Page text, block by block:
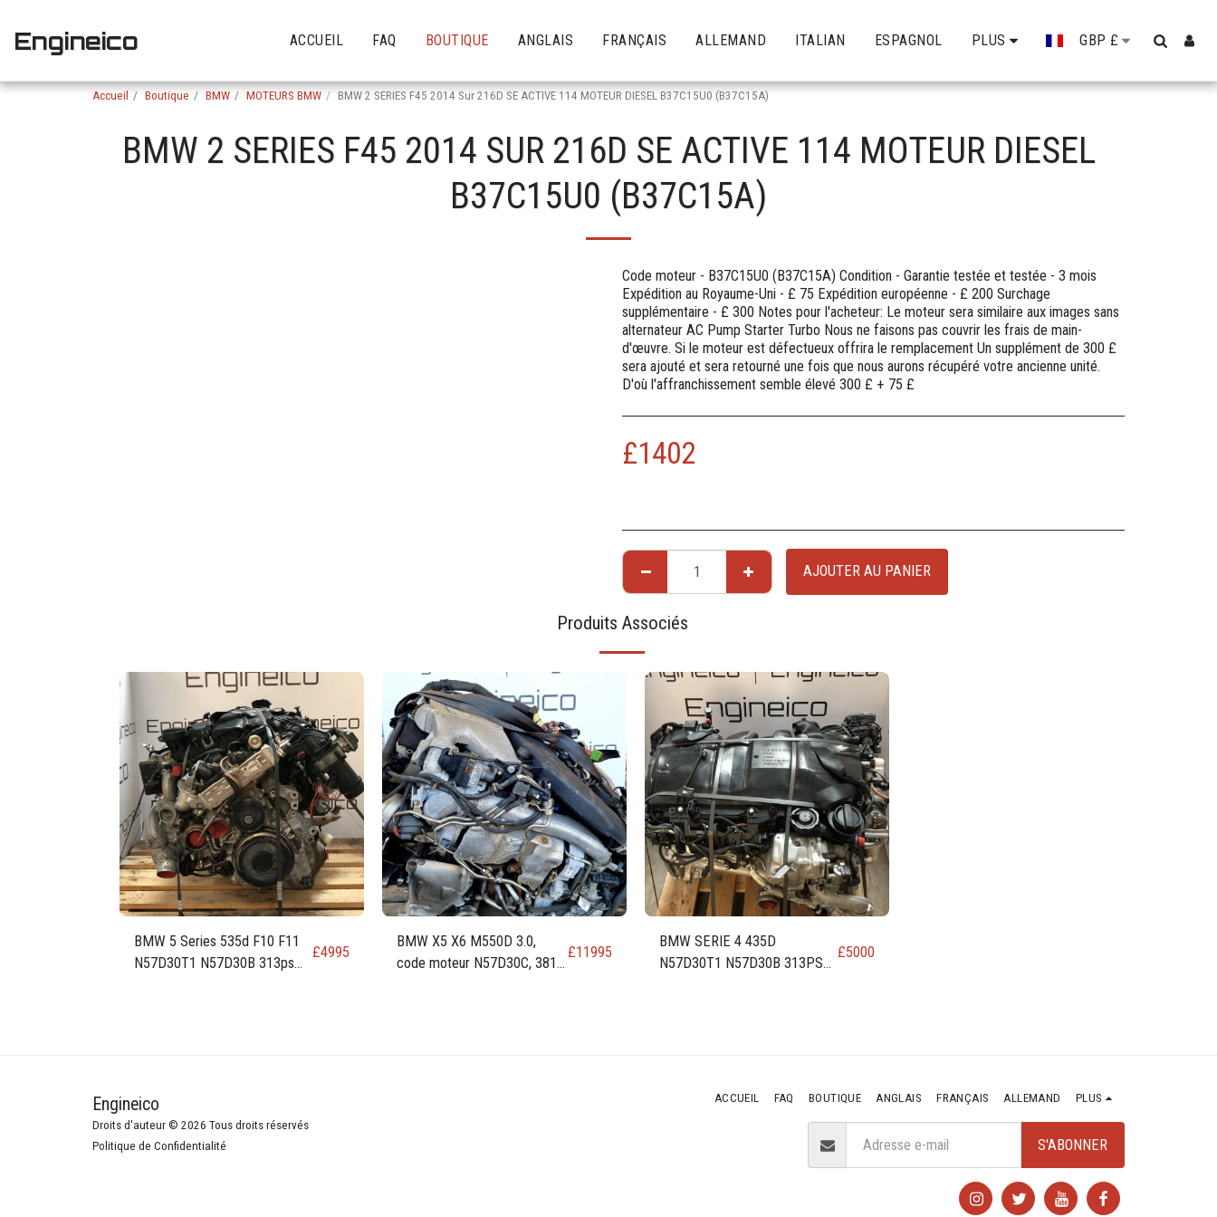
Engineico ACCUEIL FAQ BOUTIQUE ANGLAIS FRANÇAIS ALLEMAND ITALIAN ESPAGNOL PLUS GBP £
Accueil Boutique BMW MOTEURS BMW BMW 2 SERIES F45 2014 Sur 216D SE ACTIVE 114 MOTEUR DIESEL B37C15U0 (B37C15A)
BMW 2 SERIES F45 2014 SUR 216D SE ACTIVE 114 MOTEUR DIESEL
B37C15U0 (B37C15A)
Code moteur - B37C15U0 (B37C15A) Condition - Garantie testée et testée - 3 mois
Expédition au Royaume-Uni - £ 75 Expédition européenne - £ 200 Surchage
supplémentaire - £ 300 Notes pour l'acheteur: Le moteur sera similaire aux images sans
alternateur AC Pump Starter Turbo Nous ne faisons pas couvrir les frais de main-
d'œuvre. Si le moteur est défectueux offrira le remplacement Un supplément de 300 £
sera ajouté et sera retourné une fois que nous aurons récupéré votre ancienne unité.
D'où l'affranchissement semble élevé 300 £ + 75 £
£1402
AJOUTER AU PANIER
Produits Associés
BMW 5 Series 535d F10 F11
N57D30T1 N57D30B 313ps
£4995
BMW X5 X6 M550D 3.0,
code moteur N57D30C, 381
£11995
BMW SERIE 4 435D
N57D30T1 N57D30B 313PS
£5000
Engineico
Droits d'auteur © 2026 Tous droits réservés
Politique de Confidentialité
ACCUEIL FAQ BOUTIQUE ANGLAIS FRANÇAIS ALLEMAND PLUS
S'ABONNER